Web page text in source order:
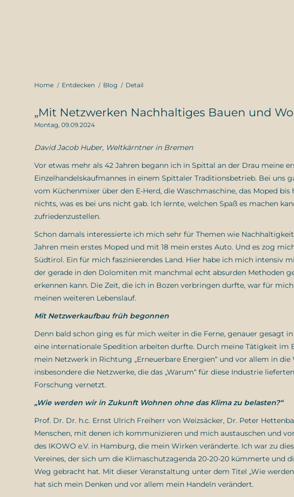
Home Entdecken Blog Detail
„Mit Netzwerken Nachhaltiges Bauen und
Montag, 09.09.2024
David Jacob Huber, Weltkärntner in Bremen
Vor etwas mehr als 42 Jahren begann ich in Spittal an der Drau meine
Einzelhandelskaufmannes in einem Spittaler Traditionsbetrieb. Bei uns
vom Küchenmixer über den E-Herd, die Waschmaschine, das Moped
nichts, was es bei uns nicht gab. Ich lernte, welchen Spaß es machen
zufriedenzustellen.
Schon damals interessierte ich mich sehr für Themen wie
Jahren mein erstes Moped und mit 18 mein erstes Auto. Und es zog
Südtirol. Ein für mich faszinierendes Land. Hier habe ich mich intensiv
der gerade in den Dolomiten mit manchmal echt absurden Methoden
erkennen kann. Die Zeit, die ich in Bozen verbringen durfte, war für
meinen weiteren Lebenslauf.
Mit Netzwerkaufbau früh begonnen
Denn bald schon ging es für mich weiter in die Ferne, genauer gesagt
eine internationale Spedition arbeiten durfte. Durch meine Tätigkeit im
mein Netzwerk in Richtung „Erneuerbare Energien“ und vor allem in
insbesondere die Netzwerke, die das „Warum“ für diese Industrie
Forschung vernetzt.
„Wie werden wir in Zukunft Wohnen ohne das Klima zu belasten?“
Prof. Dr. Dr. h.c. Ernst Ulrich Freiherr von Weizsäcker, Dr. Peter
Menschen, mit denen ich kommunizieren und mich austauschen und
des IKOWO e.V. in Hamburg, die mein Wirken veränderte. Ich war zu
Vereines, der sich um die Klimaschutzagenda 20-20-20 kümmerte und
Weg gebracht hat. Mit dieser Veranstaltung unter dem Titel „Wie
hat sich mein Denken und vor allem mein Handeln verändert.